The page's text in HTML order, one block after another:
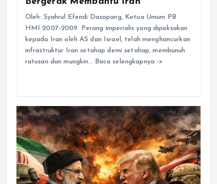
Oleh: Syahrul Efendi Dasopang, Ketua Umum PB
HMI 2007-2009. Perang imperialis yang dipaksakan
kepada Iran oleh AS dan Israel, telah menghancurkan
infrastruktur Iran setahap demi setahap, membunuh
ratusan dan mungkin… Baca selengkapnya ->